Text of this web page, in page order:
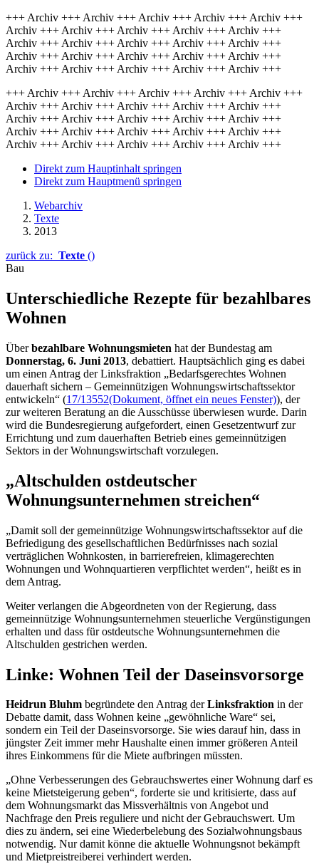
+++ Archiv +++ Archiv +++ Archiv +++ Archiv +++ Archiv +++
Archiv +++ Archiv +++ Archiv +++ Archiv +++ Archiv +++
Archiv +++ Archiv +++ Archiv +++ Archiv +++ Archiv +++
Archiv +++ Archiv +++ Archiv +++ Archiv +++ Archiv +++
Archiv +++ Archiv +++ Archiv +++ Archiv +++ Archiv +++
+++ Archiv +++ Archiv +++ Archiv +++ Archiv +++ Archiv +++
Archiv +++ Archiv +++ Archiv +++ Archiv +++ Archiv +++
Archiv +++ Archiv +++ Archiv +++ Archiv +++ Archiv +++
Archiv +++ Archiv +++ Archiv +++ Archiv +++ Archiv +++
Archiv +++ Archiv +++ Archiv +++ Archiv +++ Archiv +++
Direkt zum Hauptinhalt springen
Direkt zum Hauptmenü springen
Webarchiv
Texte
2013
zurück zu: Texte ()
Bau
Unterschiedliche Rezepte für bezahlbares
Wohnen
Überbezahlbare Wohnungsmieten hat der Bundestag am
Donnerstag, 6. Juni 2013, debattiert. Hauptsächlich ging es dabei
um einen Antrag der Linksfraktion „Bedarfsgerechtes Wohnen
dauerhaft sichern – Gemeinnützigen Wohnungswirtschaftssektor
entwickeln“ (17/13552(Dokument, öffnet ein neues Fenster)), der
zur weiteren Beratung an die Ausschüsse überwiesen wurde. Darin
wird die Bundesregierung aufgefordert, einen Gesetzentwurf zur
Errichtung und zum dauerhaften Betrieb eines gemeinnützigen
Sektors in der Wohnungswirtschaft vorzulegen.
„Altschulden ostdeutscher
Wohnungsunternehmen streichen“
„Damit soll der gemeinnützige Wohnungswirtschaftssektor auf die
Befriedigung des gesellschaftlichen Bedürfnisses nach sozial
verträglichen Wohnkosten, in barrierefreien, klimagerechten
Wohnungen und Wohnquartieren verpflichtet werden“, heißt es in
dem Antrag.
Weiter verlangen die Abgeordneten von der Regierung, dass
gemeinnützige Wohnungsunternehmen steuerliche Vergünstigungen
erhalten und dass für ostdeutsche Wohnungsunternehmen die
Altschulden gestrichen werden.
Linke: Wohnen Teil der Daseinsvorsorge
Heidrun Bluhm begründete den Antrag derLinksfraktion in der
Debatte damit, dass Wohnen keine „gewöhnliche Ware“ sei,
sondern ein Teil der Daseinsvorsorge. Sie wies darauf hin, dass in
jüngster Zeit immer mehr Haushalte einen immer größeren Anteil
ihres Einkommens für die Miete aufbringen müssten.
„Ohne Verbesserungen des Gebrauchswertes einer Wohnung darf es
keine Mietsteigerung geben“, forderte sie und kritisierte, dass auf
dem Wohnungsmarkt das Missverhältnis von Angebot und
Nachfrage den Preis reguliere und nicht der Gebrauchswert. Um
dies zu ändern, sei eine Wiederbelebung des Sozialwohnungsbaus
notwendig. Nur damit könne die aktuelle Wohnungsnot bekämpft
und Mietpreistreiberei verhindert werden.